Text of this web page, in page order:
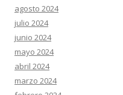
agosto 2024
julio 2024
junio 2024
mayo 2024
abril 2024
marzo 2024